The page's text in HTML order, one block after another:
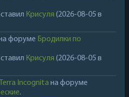
Крисуля (2026-08-05 в
форуме Бродилки по
Крисуля (2026-08-05 в
Incognita на форуме
.